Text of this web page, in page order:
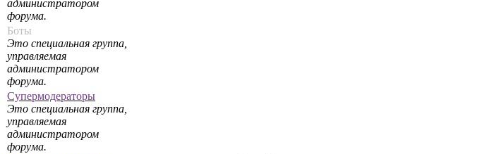
администратором
форума.
Боты
Это специальная группа,
управляемая
администратором
форума.
Супермодераторы
Это специальная группа,
управляемая
администратором
форума.